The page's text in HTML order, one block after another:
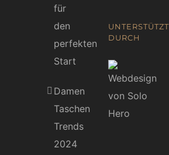
für
den
perfekten
Start
Damen
Taschen
Trends
2024
UNTERSTÜTZT
DURCH